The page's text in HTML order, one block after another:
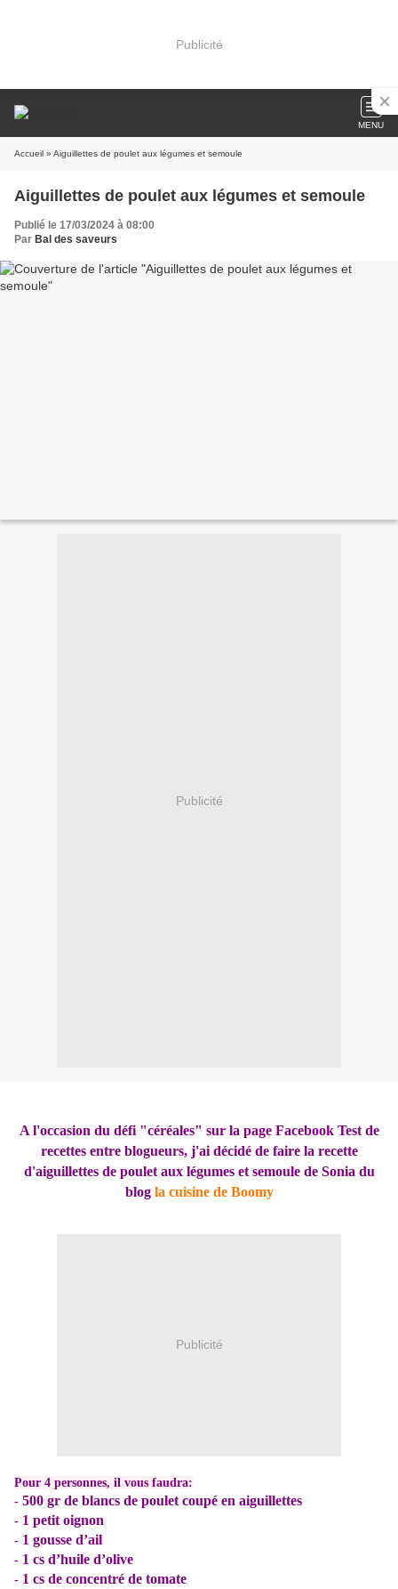
Publicité
MENU
Accueil » Aiguillettes de poulet aux légumes et semoule
Aiguillettes de poulet aux légumes et semoule
Publié le 17/03/2024 à 08:00
Par Bal des saveurs
Publicité
A l'occasion du défi "céréales" sur la page Facebook Test de
recettes entre blogueurs, j'ai décidé de faire la recette
d'aiguillettes de poulet aux légumes et semoule de Sonia du
blog la cuisine de Boomy
Publicité
Pour 4 personnes, il vous faudra:
- 500 gr de blancs de poulet coupé en aiguillettes
- 1 petit oignon
- 1 gousse d’ail
- 1 cs d’huile d’olive
- 1 cs de concentré de tomate